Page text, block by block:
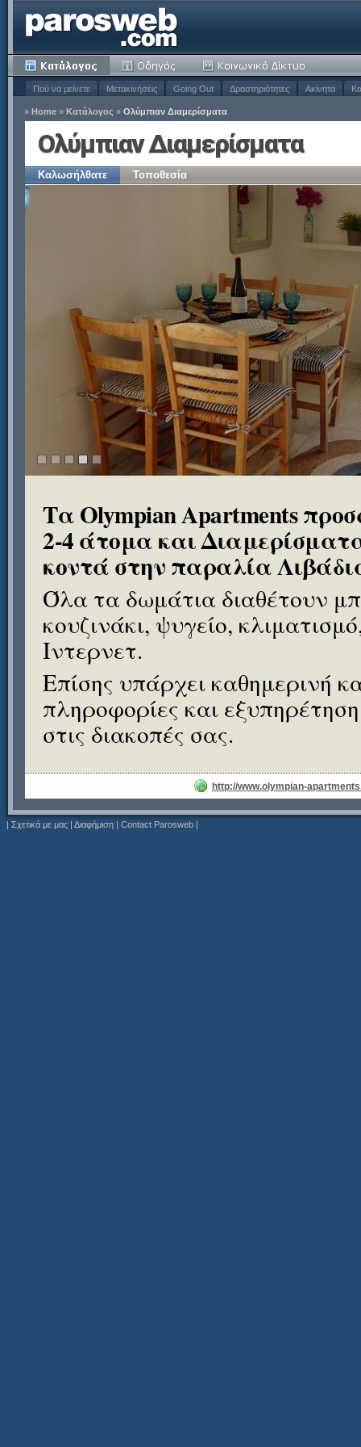
Πού να μείνετε Μετακινήσεις Going Out Δραστηριότητες Ακίνητα
» Home » Κατάλογος » Ολύμπιαν Διαμερίσματα
Ολύμπιαν Διαμερίσματα
Καλωσήλθατε Τοποθεσία
Τα Olympian Apartments
2-4 άτομα και
κοντά στην παραλία
Όλα τα δωμάτια διαθέτουν
κουζινάκι, ψυγείο,
Ιντερνετ.
Επίσης υπάρχει καθημερινή
πληροφορίες και
στις διακοπές σας.
http://www.olympian-
| Σχετικά με μας | Διαφήμιση | Contact Parosweb |